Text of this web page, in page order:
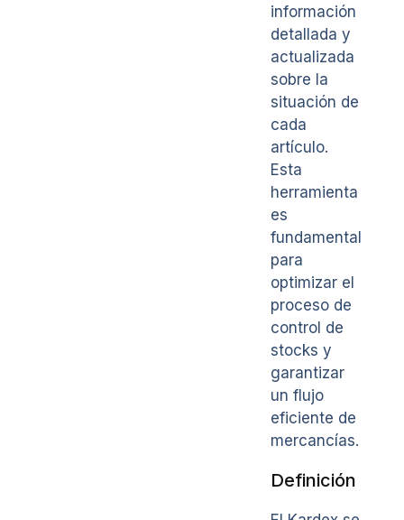
información
detallada y
actualizada
sobre la
situación de
cada
artículo.
Esta
herramienta
es
fundamental
para
optimizar el
proceso de
control de
stocks y
garantizar
un flujo
eficiente de
mercancías.
Definición